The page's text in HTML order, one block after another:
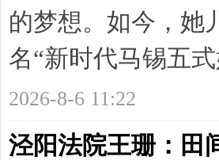
的梦想。如今，她
名“新时代马锡五
2026-8-6 11:22
泾阳法院王珊：田